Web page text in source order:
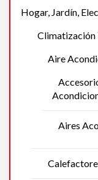
Hogar, Jardín,
Climatización
Aire
Aires